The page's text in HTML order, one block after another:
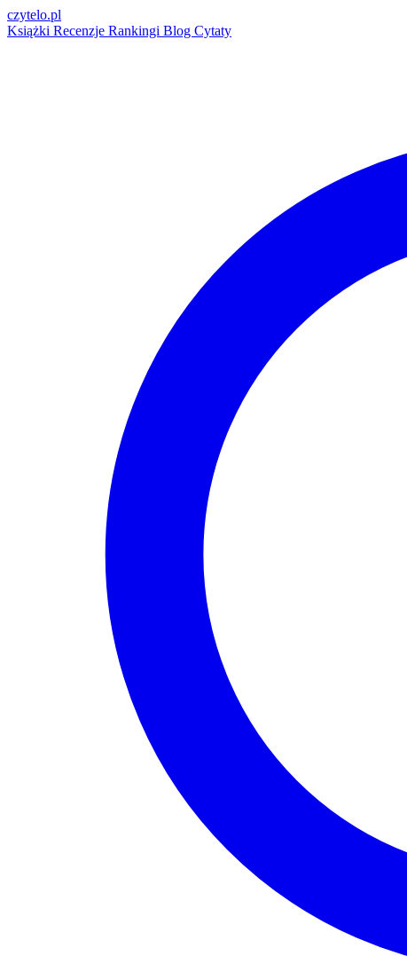
czytelo.pl
Książki Recenzje Rankingi Blog Cytaty